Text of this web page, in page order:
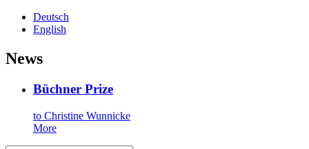
Deutsch
English
News
Büchner Prize
to Christine Wunnicke
More